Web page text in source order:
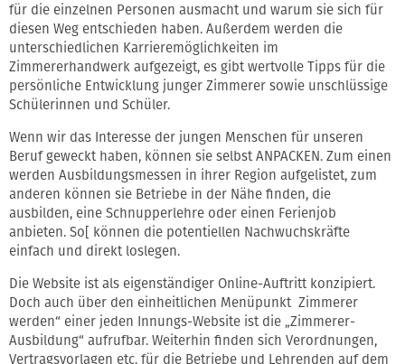
für die einzelnen Personen ausmacht und warum sie sich für
diesen Weg entschieden haben. Außerdem werden die
unterschiedlichen Karrieremöglichkeiten im
Zimmererhandwerk aufgezeigt, es gibt wertvolle Tipps für die
persönliche Entwicklung junger Zimmerer sowie unschlüssige
Schülerinnen und Schüler.
Wenn wir das Interesse der jungen Menschen für unseren
Beruf geweckt haben, können sie selbst ANPACKEN. Zum einen
werden Ausbildungsmessen in ihrer Region aufgelistet, zum
anderen können sie Betriebe in der Nähe finden, die
ausbilden, eine Schnupperlehre oder einen Ferienjob
anbieten. So[ können die potentiellen Nachwuchskräfte
einfach und direkt loslegen.
Die Website ist als eigenständiger Online-Auftritt konzipiert.
Doch auch über den einheitlichen Menüpunkt Zimmerer
werden“ einer jeden Innungs-Website ist die „Zimmerer-
Ausbildung“ aufrufbar. Weiterhin finden sich Verordnungen,
Vertragsvorlagen etc. für die Betriebe und Lehrenden auf dem